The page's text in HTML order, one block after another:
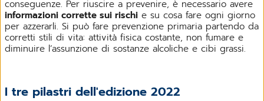
conseguenze. Per riuscire a prevenire, è necessario avere
informazioni corrette sui rischi e su cosa fare ogni giorno
per azzerarli. Si può fare prevenzione primaria partendo da
corretti stili di vita: attività fisica costante, non fumare e
diminuire l’assunzione di sostanze alcoliche e cibi grassi.
I tre pilastri dell'edizione 2022